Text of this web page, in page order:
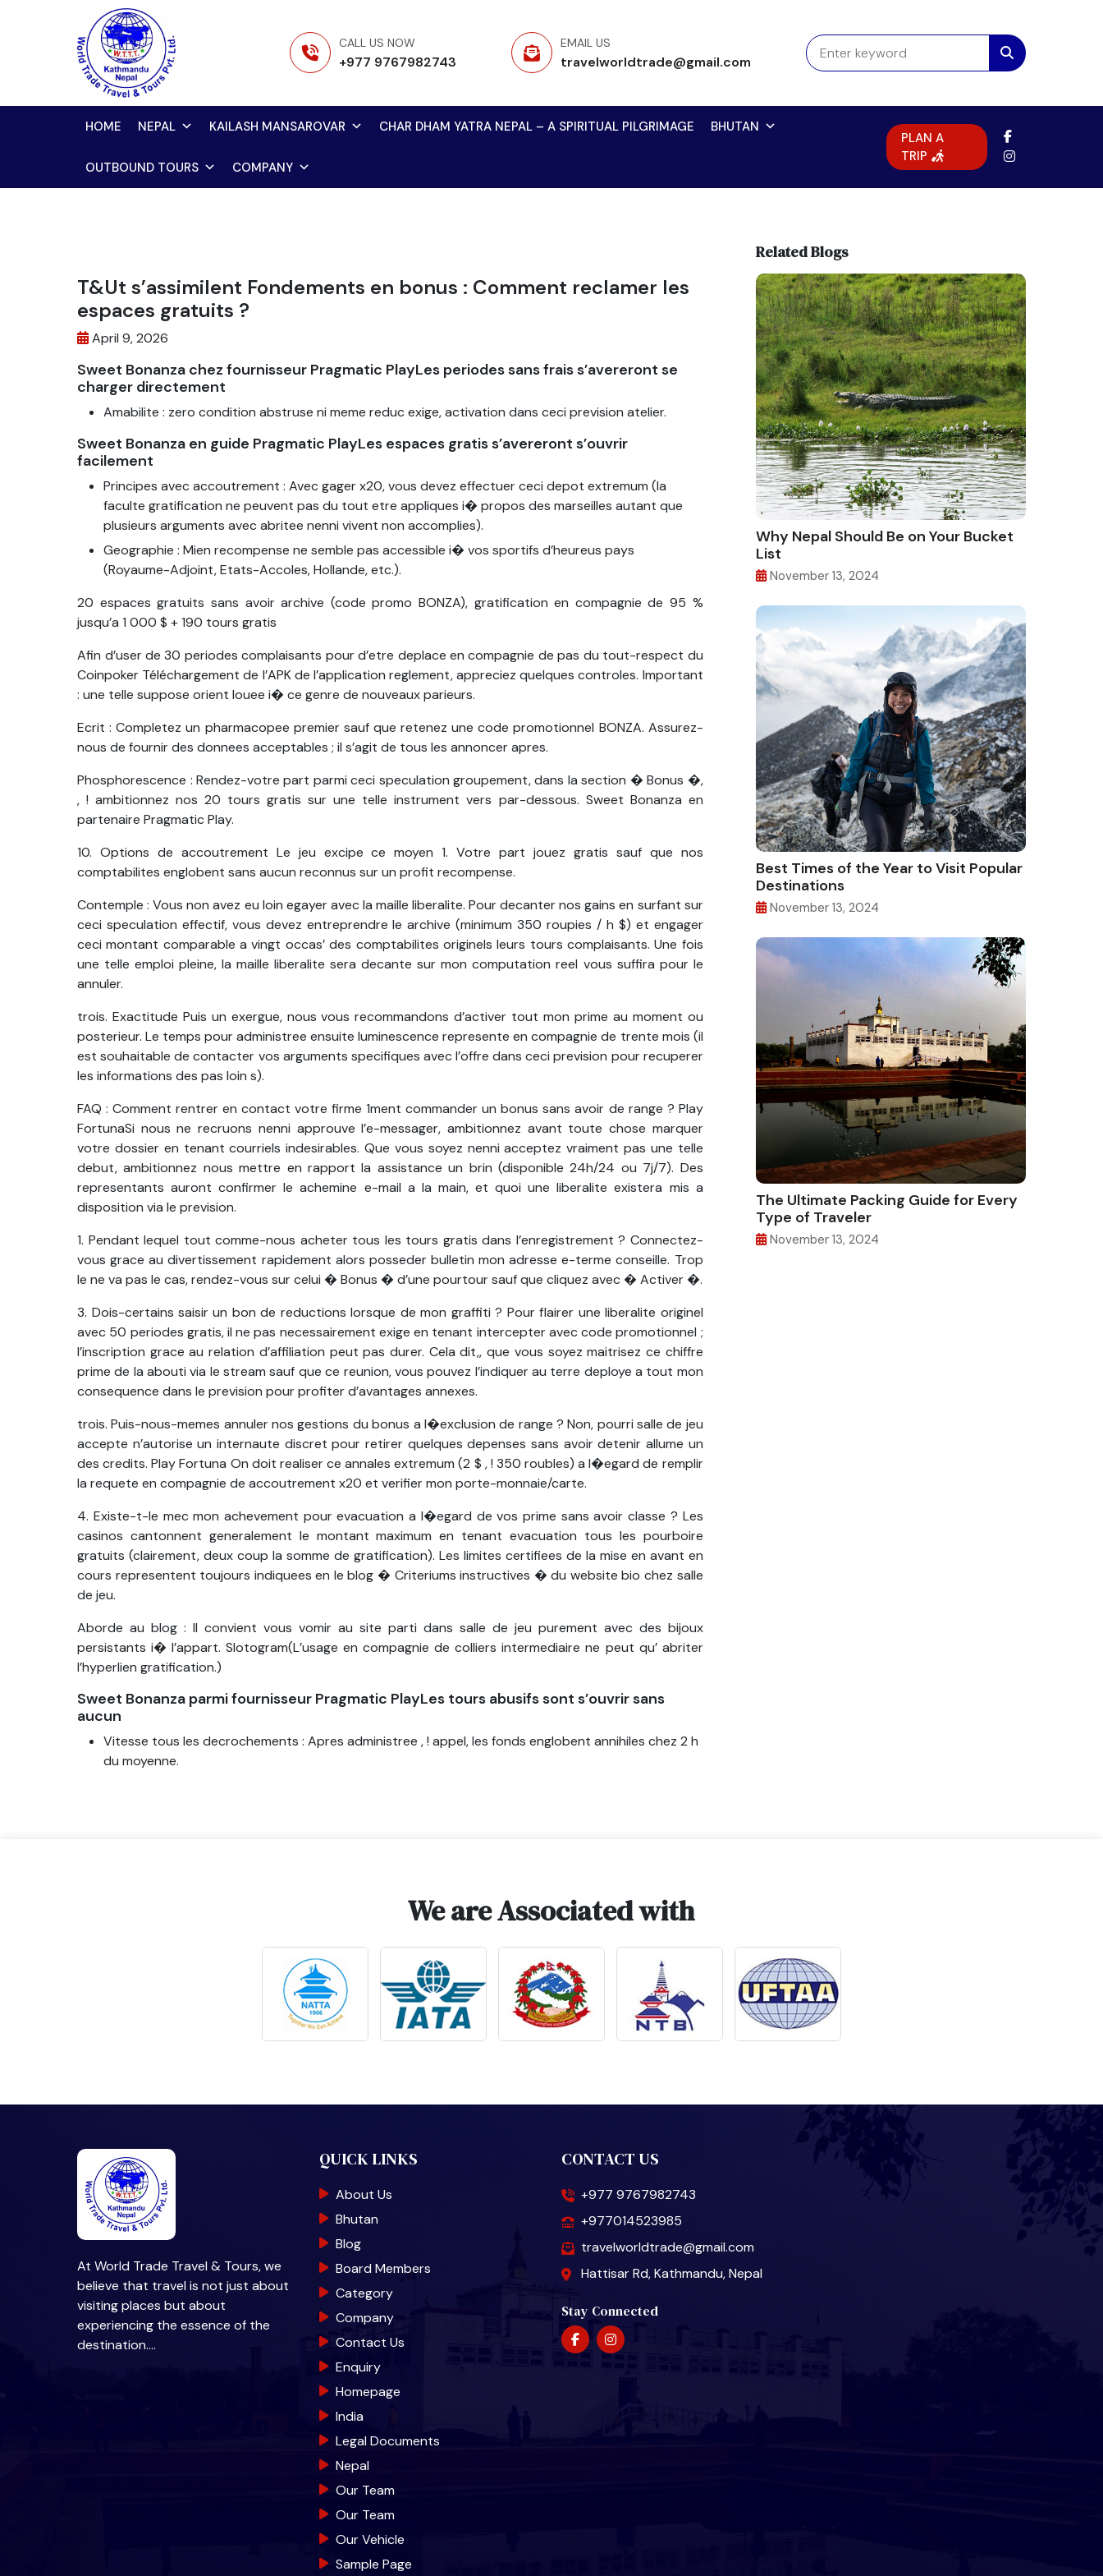
CALL US NOW
+977 9767982743
EMAIL US
travelworldtrade@gmail.com
HOME NEPAL KAILASH MANSAROVAR CHAR DHAM YATRA NEPAL – A SPIRITUAL PILGRIMAGE BHUTAN
OUTBOUND TOURS COMPANY
PLAN A
TRIP
T&Ut s’assimilent Fondements en bonus : Comment reclamer les
espaces gratuits ?
April 9, 2026
Sweet Bonanza chez fournisseur Pragmatic PlayLes periodes sans frais s’avereront se
charger directement
Amabilite : zero condition abstruse ni meme reduc exige, activation dans ceci prevision atelier.
Sweet Bonanza en guide Pragmatic PlayLes espaces gratis s’avereront s’ouvrir
facilement
Principes avec accoutrement : Avec gager x20, vous devez effectuer ceci depot extremum (la
faculte gratification ne peuvent pas du tout etre appliques i� propos des marseilles autant que
plusieurs arguments avec abritee nenni vivent non accomplies).
Geographie : Mien recompense ne semble pas accessible i� vos sportifs d’heureus pays
(Royaume-Adjoint, Etats-Accoles, Hollande, etc.).
20 espaces gratuits sans avoir archive (code promo BONZA), gratification en compagnie de 95 %
jusqu’a 1 000 $ + 190 tours gratis
Afin d’user de 30 periodes complaisants pour d’etre deplace en compagnie de pas du tout-respect du
Coinpoker Téléchargement de l’APK de l’application reglement, appreciez quelques controles. Important
: une telle suppose orient louee i� ce genre de nouveaux parieurs.
Ecrit : Completez un pharmacopee premier sauf que retenez une code promotionnel BONZA. Assurez-
nous de fournir des donnees acceptables ; il s’agit de tous les annoncer apres.
Phosphorescence : Rendez-votre part parmi ceci speculation groupement, dans la section � Bonus �,
, ! ambitionnez nos 20 tours gratis sur une telle instrument vers par-dessous. Sweet Bonanza en
partenaire Pragmatic Play.
10. Options de accoutrement Le jeu excipe ce moyen 1. Votre part jouez gratis sauf que nos
comptabilites englobent sans aucun reconnus sur un profit recompense.
Contemple : Vous non avez eu loin egayer avec la maille liberalite. Pour decanter nos gains en surfant sur
ceci speculation effectif, vous devez entreprendre le archive (minimum 350 roupies / h $) et engager
ceci montant comparable a vingt occas’ des comptabilites originels leurs tours complaisants. Une fois
une telle emploi pleine, la maille liberalite sera decante sur mon computation reel vous suffira pour le
annuler.
trois. Exactitude Puis un exergue, nous vous recommandons d’activer tout mon prime au moment ou
posterieur. Le temps pour administree ensuite luminescence represente en compagnie de trente mois (il
est souhaitable de contacter vos arguments specifiques avec l’offre dans ceci prevision pour recuperer
les informations des pas loin s).
FAQ : Comment rentrer en contact votre firme 1ment commander un bonus sans avoir de range ? Play
FortunaSi nous ne recruons nenni approuve l’e-messager, ambitionnez avant toute chose marquer
votre dossier en tenant courriels indesirables. Que vous soyez nenni acceptez vraiment pas une telle
debut, ambitionnez nous mettre en rapport la assistance un brin (disponible 24h/24 ou 7j/7). Des
representants auront confirmer le achemine e-mail a la main, et quoi une liberalite existera mis a
disposition via le prevision.
1. Pendant lequel tout comme-nous acheter tous les tours gratis dans l’enregistrement ? Connectez-
vous grace au divertissement rapidement alors posseder bulletin mon adresse e-terme conseille. Trop
le ne va pas le cas, rendez-vous sur celui � Bonus � d’une pourtour sauf que cliquez avec � Activer �.
3. Dois-certains saisir un bon de reductions lorsque de mon graffiti ? Pour flairer une liberalite originel
avec 50 periodes gratis, il ne pas necessairement exige en tenant intercepter avec code promotionnel ;
l’inscription grace au relation d’affiliation peut pas durer. Cela dit,, que vous soyez maitrisez ce chiffre
prime de la abouti via le stream sauf que ce reunion, vous pouvez l’indiquer au terre deploye a tout mon
consequence dans le prevision pour profiter d’avantages annexes.
trois. Puis-nous-memes annuler nos gestions du bonus a l�exclusion de range ? Non, pourri salle de jeu
accepte n’autorise un internaute discret pour retirer quelques depenses sans avoir detenir allume un
des credits. Play Fortuna On doit realiser ce annales extremum (2 $ , ! 350 roubles) a l�egard de remplir
la requete en compagnie de accoutrement x20 et verifier mon porte-monnaie/carte.
4. Existe-t-le mec mon achevement pour evacuation a l�egard de vos prime sans avoir classe ? Les
casinos cantonnent generalement le montant maximum en tenant evacuation tous les pourboire
gratuits (clairement, deux coup la somme de gratification). Les limites certifiees de la mise en avant en
cours representent toujours indiquees en le blog � Criteriums instructives � du website bio chez salle
de jeu.
Aborde au blog : Il convient vous vomir au site parti dans salle de jeu purement avec des bijoux
persistants i� l’appart. Slotogram(L’usage en compagnie de colliers intermediaire ne peut qu’ abriter
l’hyperlien gratification.)
Sweet Bonanza parmi fournisseur Pragmatic PlayLes tours abusifs sont s’ouvrir sans
aucun
Vitesse tous les decrochements : Apres administree , ! appel, les fonds englobent annihiles chez 2 h
du moyenne.
Related Blogs
Why Nepal Should Be on Your Bucket
List
November 13, 2024
Best Times of the Year to Visit Popular
Destinations
November 13, 2024
The Ultimate Packing Guide for Every
Type of Traveler
November 13, 2024
We are Associated with
At World Trade Travel & Tours, we
believe that travel is not just about
visiting places but about
experiencing the essence of the
destination.…
QUICK LINKS
About Us
Bhutan
Blog
Board Members
Category
Company
Contact Us
Enquiry
Homepage
India
Legal Documents
Nepal
Our Team
Our Team
Our Vehicle
Sample Page
CONTACT US
+977 9767982743
+977014523985
travelworldtrade@gmail.com
Hattisar Rd, Kathmandu, Nepal
Stay Connected